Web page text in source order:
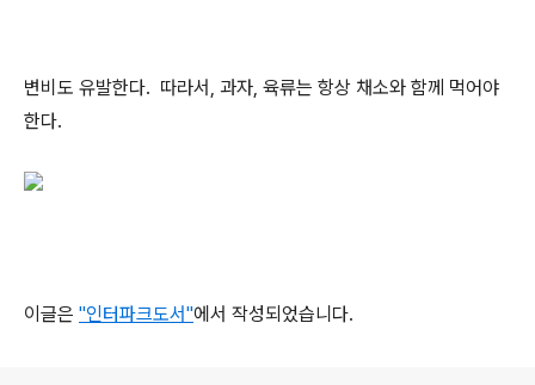
변비도 유발한다. 따라서, 과자, 육류는 항상 채소와 함께 먹어야
한다.
이글은 "인터파크도서"에서 작성되었습니다.